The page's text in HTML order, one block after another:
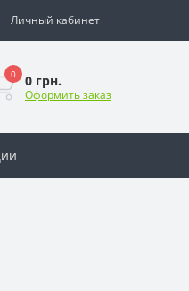
Личный кабинет
0 0 грн.
Оформить заказ